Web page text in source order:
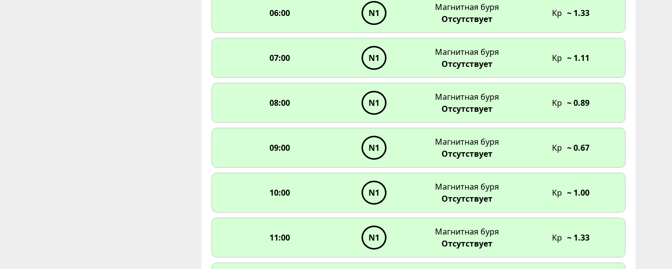
06:00 N1
Магнитная буря
Отсутствует
Kp ~ 1.33
07:00 N1
Магнитная буря
Отсутствует
Kp ~ 1.11
08:00 N1
Магнитная буря
Отсутствует
Kp ~ 0.89
09:00 N1
Магнитная буря
Отсутствует
Kp ~ 0.67
10:00 N1
Магнитная буря
Отсутствует
Kp ~ 1.00
11:00 N1
Магнитная буря
Отсутствует
Kp ~ 1.33